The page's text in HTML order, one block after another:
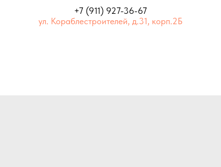
+7 (911) 927-36-67
ул. Кораблестроителей, д.31, корп.2Б